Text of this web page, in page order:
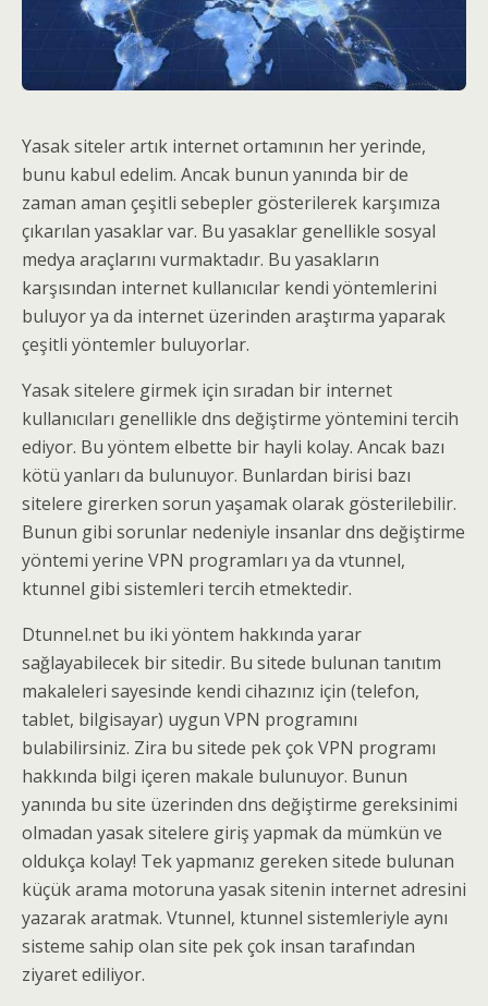
Yasak siteler artık internet ortamının her yerinde,
bunu kabul edelim. Ancak bunun yanında bir de
zaman aman çeşitli sebepler gösterilerek karşımıza
çıkarılan yasaklar var. Bu yasaklar genellikle sosyal
medya araçlarını vurmaktadır. Bu yasakların
karşısından internet kullanıcılar kendi yöntemlerini
buluyor ya da internet üzerinden araştırma yaparak
çeşitli yöntemler buluyorlar.
Yasak sitelere girmek için sıradan bir internet
kullanıcıları genellikle dns değiştirme yöntemini tercih
ediyor. Bu yöntem elbette bir hayli kolay. Ancak bazı
kötü yanları da bulunuyor. Bunlardan birisi bazı
sitelere girerken sorun yaşamak olarak gösterilebilir.
Bunun gibi sorunlar nedeniyle insanlar dns değiştirme
yöntemi yerine VPN programları ya da vtunnel,
ktunnel gibi sistemleri tercih etmektedir.
Dtunnel.net bu iki yöntem hakkında yarar
sağlayabilecek bir sitedir. Bu sitede bulunan tanıtım
makaleleri sayesinde kendi cihazınız için (telefon,
tablet, bilgisayar) uygun VPN programını
bulabilirsiniz. Zira bu sitede pek çok VPN programı
hakkında bilgi içeren makale bulunuyor. Bunun
yanında bu site üzerinden dns değiştirme gereksinimi
olmadan yasak sitelere giriş yapmak da mümkün ve
oldukça kolay! Tek yapmanız gereken sitede bulunan
küçük arama motoruna yasak sitenin internet adresini
yazarak aratmak. Vtunnel, ktunnel sistemleriyle aynı
sisteme sahip olan site pek çok insan tarafından
ziyaret ediliyor.